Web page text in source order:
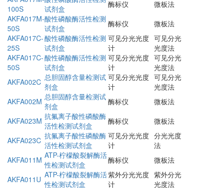
100S
试剂盒
酶标仪
微板法
AKFA017M-
50S
酸性磷酸酶活性检测
试剂盒
酶标仪
微板法
AKFA017C-
25S
酸性磷酸酶活性检测
试剂盒
可见分光光度
计
可见分光
光度法
AKFA017C-
50S
酸性磷酸酶活性检测
试剂盒
可见分光光度
计
可见分光
光度法
AKFA002C 总胆固醇含量检测试
剂盒
可见分光光度
计
可见分光
光度法
AKFA002M 总胆固醇含量检测试
剂盒
酶标仪
微板法
AKFA023M 抗氟离子酸性磷酸酶
活性检测试剂盒
酶标仪
微板法
AKFA023C 抗氟离子酸性磷酸酶
活性检测试剂盒
可见分光光度
计
分光光度
法
AKFA011M ATP-柠檬酸裂解酶活
性检测试剂盒
酶标仪
微板法
AKFA011U ATP-柠檬酸裂解酶活
性检测试剂盒
紫外分光光度
计
紫外分光
光度法